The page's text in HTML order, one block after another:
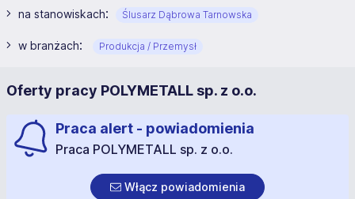
na stanowiskach: Ślusarz Dąbrowa Tarnowska
w branżach: Produkcja / Przemysł
Oferty pracy POLYMETALL sp. z o.o.
Praca alert - powiadomienia
Praca POLYMETALL sp. z o.o.
Włącz powiadomienia